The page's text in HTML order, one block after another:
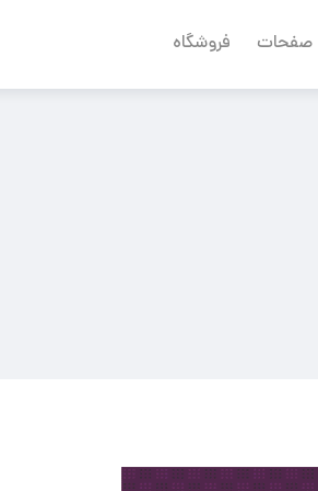
صفحات فروشگاه